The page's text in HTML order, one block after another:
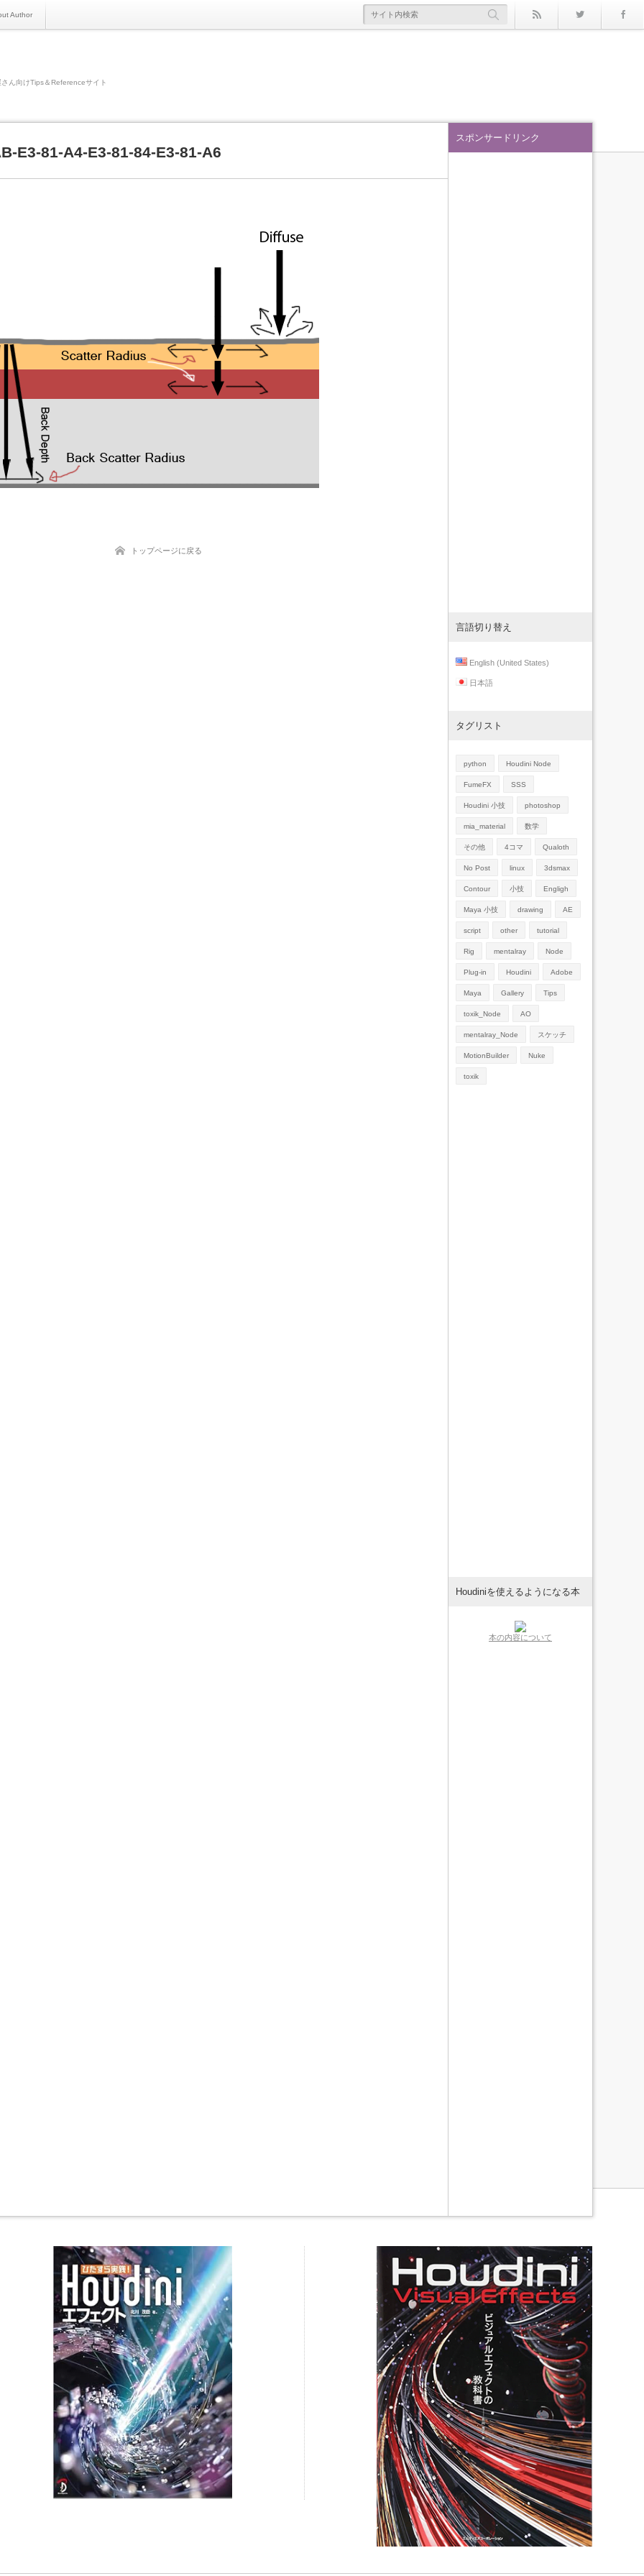
Author
ん向けTips＆Referenceサイト
E3-81-A4-E3-81-84-E3-81-A6
トップページに戻る
スポンサードリンク
言語切り替え
English (United States)
日本語
タグリスト
python Houdini Node
FumeFX SSS
Houdini 小技 photoshop
mia_material 数学
その他 4コマ Qualoth
No Post linux 3dsmax
Contour 小技 Engligh
Maya 小技 drawing AE
script other tutorial
Rig mentalray Node
Plug-in Houdini Adobe
Maya Gallery Tips
toxik_Node AO
mentalray_Node スケッチ
MotionBuilder Nuke
toxik
Houdiniを使えるようになる本
本の内容について